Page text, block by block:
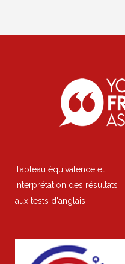
Tableau équivalence et
interprétation des résultats
aux tests d'anglais